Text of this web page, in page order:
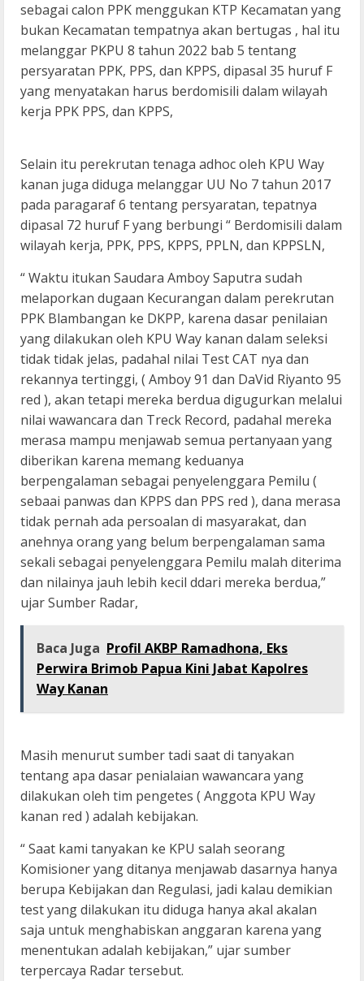
sebagai calon PPK menggukan KTP Kecamatan yang
bukan Kecamatan tempatnya akan bertugas , hal itu
melanggar PKPU 8 tahun 2022 bab 5 tentang
persyaratan PPK, PPS, dan KPPS, dipasal 35 huruf F
yang menyatakan harus berdomisili dalam wilayah
kerja PPK PPS, dan KPPS,
Selain itu perekrutan tenaga adhoc oleh KPU Way
kanan juga diduga melanggar UU No 7 tahun 2017
pada paragaraf 6 tentang persyaratan, tepatnya
dipasal 72 huruf F yang berbungi “ Berdomisili dalam
wilayah kerja, PPK, PPS, KPPS, PPLN, dan KPPSLN,
“ Waktu itukan Saudara Amboy Saputra sudah
melaporkan dugaan Kecurangan dalam perekrutan
PPK Blambangan ke DKPP, karena dasar penilaian
yang dilakukan oleh KPU Way kanan dalam seleksi
tidak tidak jelas, padahal nilai Test CAT nya dan
rekannya tertinggi, ( Amboy 91 dan DaVid Riyanto 95
red ), akan tetapi mereka berdua digugurkan melalui
nilai wawancara dan Treck Record, padahal mereka
merasa mampu menjawab semua pertanyaan yang
diberikan karena memang keduanya
berpengalaman sebagai penyelenggara Pemilu (
sebaai panwas dan KPPS dan PPS red ), dana merasa
tidak pernah ada persoalan di masyarakat, dan
anehnya orang yang belum berpengalaman sama
sekali sebagai penyelenggara Pemilu malah diterima
dan nilainya jauh lebih kecil ddari mereka berdua,”
ujar Sumber Radar,
Baca Juga Profil AKBP Ramadhona, Eks
Perwira Brimob Papua Kini Jabat Kapolres
Way Kanan
Masih menurut sumber tadi saat di tanyakan
tentang apa dasar penialaian wawancara yang
dilakukan oleh tim pengetes ( Anggota KPU Way
kanan red ) adalah kebijakan.
“ Saat kami tanyakan ke KPU salah seorang
Komisioner yang ditanya menjawab dasarnya hanya
berupa Kebijakan dan Regulasi, jadi kalau demikian
test yang dilakukan itu diduga hanya akal akalan
saja untuk menghabiskan anggaran karena yang
menentukan adalah kebijakan,” ujar sumber
terpercaya Radar tersebut.